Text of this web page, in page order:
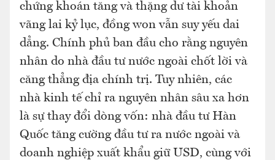
chứng khoán tăng và thặng dư tài khoản
vãng lai kỷ lục, đồng won vẫn suy yếu dai
dẳng. Chính phủ ban đầu cho rằng nguyên
nhân do nhà đầu tư nước ngoài chốt lời và
căng thẳng địa chính trị. Tuy nhiên, các
nhà kinh tế chỉ ra nguyên nhân sâu xa hơn
là sự thay đổi dòng vốn: nhà đầu tư Hàn
Quốc tăng cường đầu tư ra nước ngoài và
doanh nghiệp xuất khẩu giữ USD, cùng với